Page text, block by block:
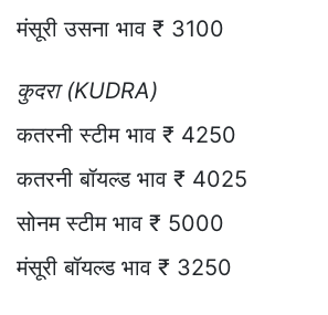
मंसूरी उसना भाव ₹ 3100
कुदरा (KUDRA)
कतरनी स्टीम भाव ₹ 4250
कतरनी बॉयल्ड भाव ₹ 4025
सोनम स्टीम भाव ₹ 5000
मंसूरी बॉयल्ड भाव ₹ 3250